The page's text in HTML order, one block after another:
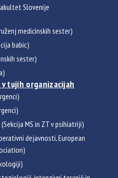
Slovenije
medicinskih sester)
babic)
sester)
tujih organizacijah
MS in ZT v psihiatriji)
dejavnosti, European